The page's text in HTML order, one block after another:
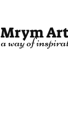
Mrym
a way of